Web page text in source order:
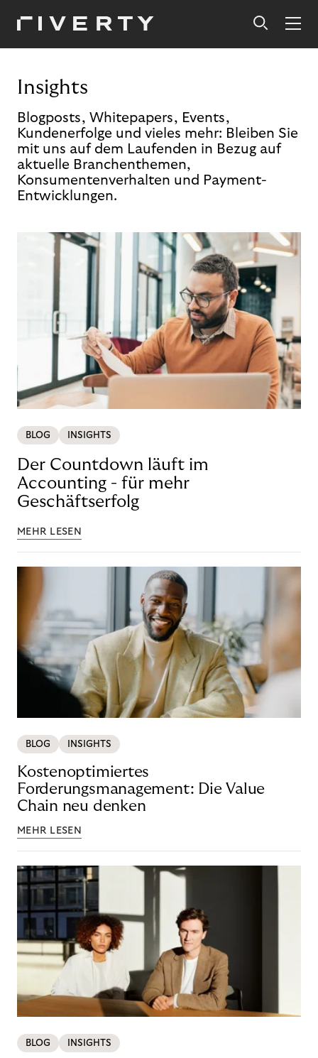
Insights
Blogposts, Whitepapers, Events,
Kundenerfolge und vieles mehr: Bleiben Sie
mit uns auf dem Laufenden in Bezug auf
aktuelle Branchenthemen,
Konsumentenverhalten und Payment-
Entwicklungen.
BLOG INSIGHTS
Der Countdown läuft im
Accounting - für mehr
Geschäftserfolg
MEHR LESEN
BLOG INSIGHTS
Kostenoptimiertes
Forderungsmanagement: Die Value
Chain neu denken
MEHR LESEN
BLOG INSIGHTS